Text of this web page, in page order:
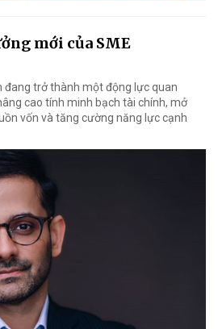
mới của SME
trở thành một động lực quan
cao tính minh bạch tài chính, mở
vốn và tăng cường năng lực cạnh